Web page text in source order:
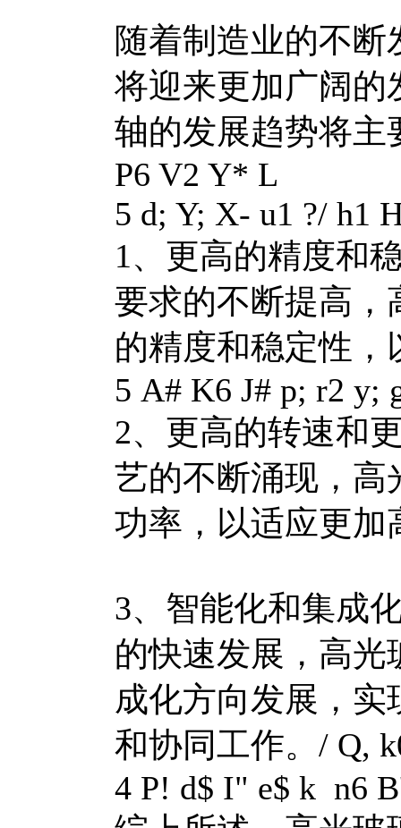
随着制造业的不
将迎来更加广阔的
轴的发展趋势将主
P6 V2 Y* L
5 d; Y; X- u1 ?/ h1
1、更高的精度和
要求的不断提高，
的精度和稳定性
5 A# K6 J# p; r2 y;
2、更高的转速和
艺的不断涌现，高
功率，以适应更加
3、智能化和集成
的快速发展，高
成化方向发展，
和协同工作。 / Q,
4 P! d$ I" e$ k n6